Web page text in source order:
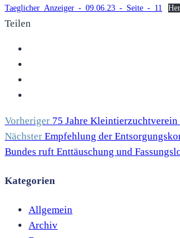
Taeglicher_Anzeiger_-_09.06.23_-_Seite_-_11
Teilen
Vorheriger 75 Jahre Kleintierzuchtverein
Nächster Empfehlung der
Bundes ruft Enttäuschung und
Kategorien
Allgemein
Archiv